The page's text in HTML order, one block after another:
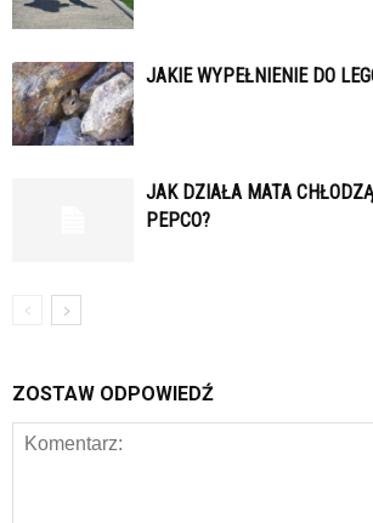
JAKIE WYPEŁNIENIE DO
JAK DZIAŁA MATA
PEPCO?
ZOSTAW ODPOWIEDŹ